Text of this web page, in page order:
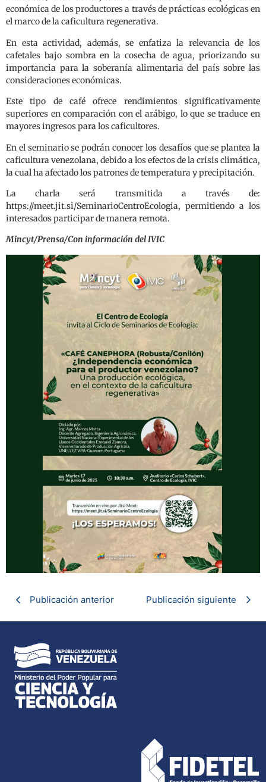
económica de los productores a través de prácticas ecológicas en
el marco de la caficultura regenerativa.
En esta actividad, además, se enfatiza la relevancia de los
cafetales bajo sombra en la cosecha de agua, priorizando su
importancia para la soberanía alimentaria del país sobre las
consideraciones económicas.
Este tipo de café ofrece rendimientos significativamente
superiores en comparación con el arábigo, lo que se traduce en
mayores ingresos para los caficultores.
En el seminario se podrán conocer los desafíos que se plantea la
caficultura venezolana, debido a los efectos de la crisis climática,
la cual ha afectado los patrones de temperatura y precipitación.
La charla será transmitida a través de:
https://meet.jit.si/SeminarioCentroEcologia, permitiendo a los
interesados participar de manera remota.
Mincyt/Prensa/Con información del IVIC
Publicación anterior Publicación siguiente